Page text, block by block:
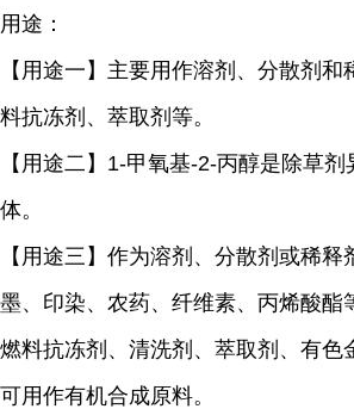
用途：
【用途一】主要用作溶剂、分散剂
料抗冻剂、萃取剂等。
【用途二】 1-甲氧基-2-丙醇是除草剂
体。
【用途三】作为溶剂、分散剂或稀释
墨、印染、农药、纤维素、丙烯酸酯
燃料抗冻剂、清洗剂、萃取剂、有色
可用作有机合成原料。